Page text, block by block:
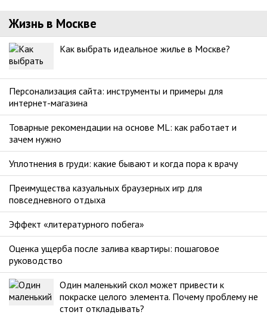
Жизнь в Москве
Как выбрать идеальное жилье в Москве?
Персонализация сайта: инструменты и примеры для
интернет-магазина
Товарные рекомендации на основе ML: как работает и
зачем нужно
Уплотнения в груди: какие бывают и когда пора к врачу
Преимущества казуальных браузерных игр для
повседневного отдыха
Эффект «литературного побега»
Оценка ущерба после залива квартиры: пошаговое
руководство
Один маленький скол может привести к
покраске целого элемента. Почему проблему не
стоит откладывать?